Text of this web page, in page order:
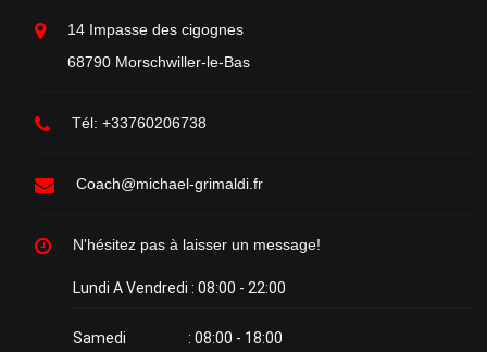
14 Impasse des cigognes
68790 Morschwiller-le-Bas
Tél: +33760206738
Coach@michael-grimaldi.fr
N'hésitez pas à laisser un message!
Lundi A Vendredi : 08:00 - 22:00
Samedi : 08:00 - 18:00